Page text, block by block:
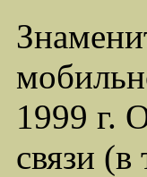
1999 г.
связи